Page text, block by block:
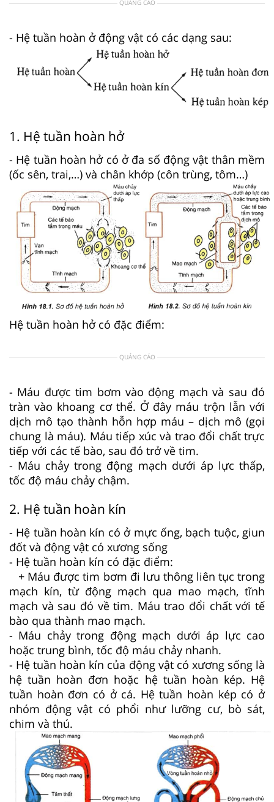
QUẢNG CÁO
- Hệ tuần hoàn ở động vật có các dạng sau:
1. Hệ tuần hoàn hở
- Hệ tuần hoàn hở có ở đa số động vật thân mềm
(ốc sên, trai,…) và chân khớp (côn trùng, tôm…)
Hệ tuần hoàn hở có đặc điểm:
QUẢNG CÁO
- Máu được tim bơm vào động mạch và sau đó
tràn vào khoang cơ thể. Ở đây máu trộn lẫn với
dịch mô tạo thành hỗn hợp máu – dịch mô (gọi
chung là máu). Máu tiếp xúc và trao đổi chất trực
tiếp với các tế bào, sau đó trở về tim.
- Máu chảy trong động mạch dưới áp lực thấp,
tốc độ máu chảy chậm.
2. Hệ tuần hoàn kín
- Hệ tuần hoàn kín có ở mực ống, bạch tuộc, giun
đốt và động vật có xương sống
- Hệ tuần hoàn kín có đặc điểm:
+ Máu được tim bơm đi lưu thông liên tục trong
mạch kín, từ động mạch qua mao mạch, tĩnh
mạch và sau đó về tim. Máu trao đổi chất với tế
bào qua thành mao mạch.
- Máu chảy trong động mạch dưới áp lực cao
hoặc trung bình, tốc độ máu chảy nhanh.
- Hệ tuần hoàn kín của động vật có xương sống là
hệ tuần hoàn đơn hoặc hệ tuần hoàn kép. Hệ
tuần hoàn đơn có ở cá. Hệ tuần hoàn kép có ở
nhóm động vật có phổi như lưỡng cư, bò sát,
chim và thú.